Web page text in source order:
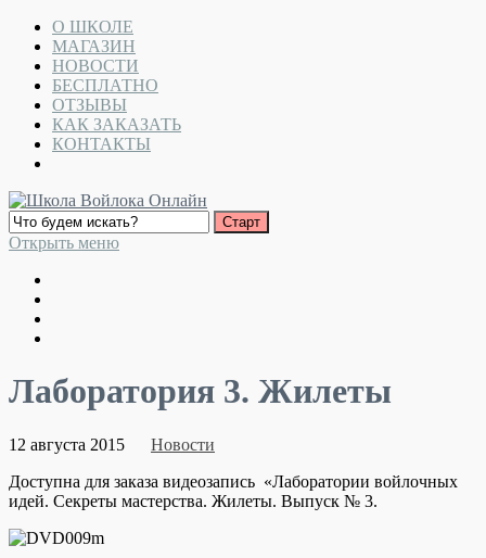
О ШКОЛЕ
МАГАЗИН
НОВОСТИ
БЕСПЛАТНО
ОТЗЫВЫ
КАК ЗАКАЗАТЬ
КОНТАКТЫ
Открыть меню
Лаборатория 3. Жилеты
12 августа 2015
Новости
Доступна для заказа видеозапись «Лаборатории войлочных
идей. Секреты мастерства. Жилеты. Выпуск № 3.